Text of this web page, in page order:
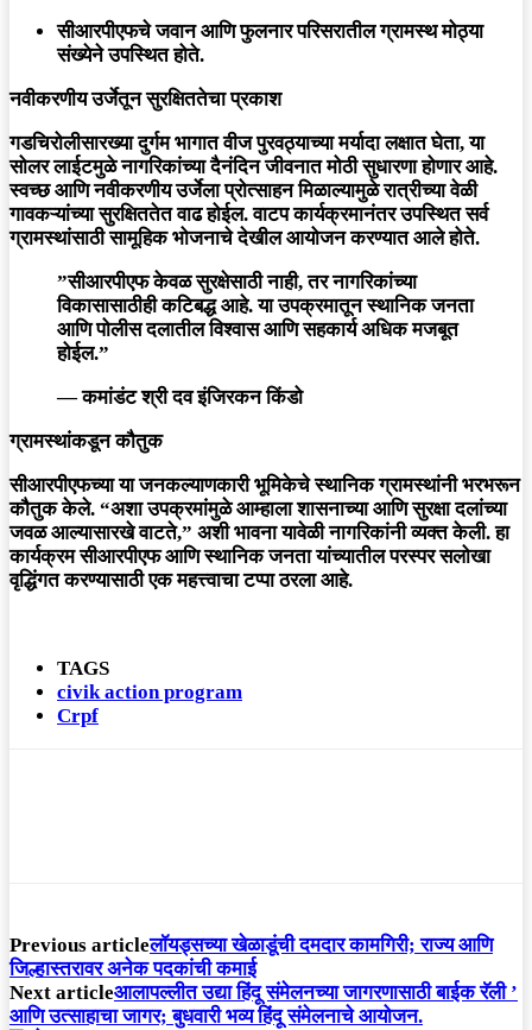
​सीआरपीएफचे जवान आणि फुलनार परिसरातील ग्रामस्थ मोठ्या
संख्येने उपस्थित होते.
नवीकरणीय उर्जेतून सुरक्षिततेचा प्रकाश
​गडचिरोलीसारख्या दुर्गम भागात वीज पुरवठ्याच्या मर्यादा लक्षात घेता, या
सोलर लाईटमुळे नागरिकांच्या दैनंदिन जीवनात मोठी सुधारणा होणार आहे.
स्वच्छ आणि नवीकरणीय उर्जेला प्रोत्साहन मिळाल्यामुळे रात्रीच्या वेळी
गावकऱ्यांच्या सुरक्षिततेत वाढ होईल. वाटप कार्यक्रमानंतर उपस्थित सर्व
ग्रामस्थांसाठीसामूहिक भोजनाचेदेखील आयोजन करण्यात आले होते.
​”सीआरपीएफ केवळ सुरक्षेसाठी नाही, तर नागरिकांच्या
विकासासाठीही कटिबद्ध आहे. या उपक्रमातून स्थानिक जनता
आणि पोलीस दलातील विश्वास आणि सहकार्य अधिक मजबूत
होईल.”
—कमांडंट श्री दव इंजिरकन किंडो
ग्रामस्थांकडून कौतुक
​सीआरपीएफच्या या जनकल्याणकारी भूमिकेचे स्थानिक ग्रामस्थांनी भरभरून
कौतुक केले. “अशा उपक्रमांमुळे आम्हाला शासनाच्या आणि सुरक्षा दलांच्या
जवळ आल्यासारखे वाटते,” अशी भावना यावेळी नागरिकांनी व्यक्त केली. हा
कार्यक्रम सीआरपीएफ आणि स्थानिक जनता यांच्यातील परस्पर सलोखा
वृद्धिंगत करण्यासाठी एक महत्त्वाचा टप्पा ठरला आहे.
TAGS
civik action program
Crpf
Previous articleलॉयड्सच्या खेळाडूंची दमदार कामगिरी; राज्य आणि
जिल्हास्तरावर अनेक पदकांची कमाई
Next articleआलापल्लीत उद्या हिंदू संमेलनच्या जागरणासाठी बाईक रॅली ’
आणि उत्साहाचा जागर; बुधवारी भव्य हिंदू संमेलनाचे आयोजन.